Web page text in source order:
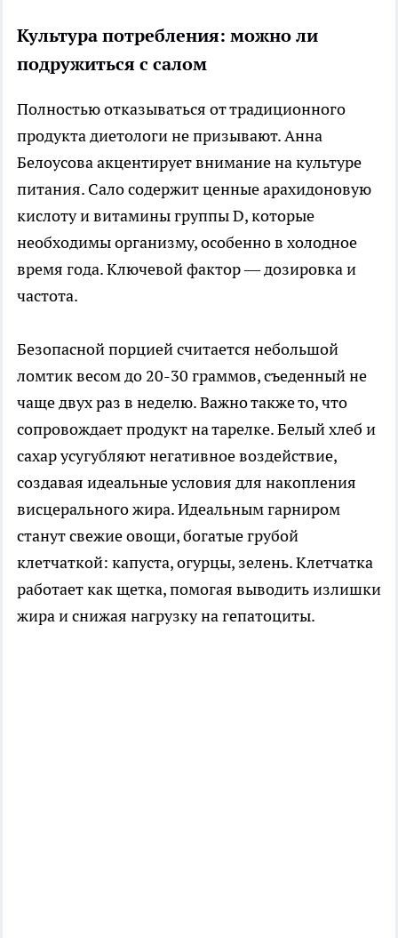
Культура потребления: можно ли
подружиться с салом
Полностью отказываться от традиционного
продукта диетологи не призывают. Анна
Белоусова акцентирует внимание на культуре
питания. Сало содержит ценные арахидоновую
кислоту и витамины группы D, которые
необходимы организму, особенно в холодное
время года. Ключевой фактор — дозировка и
частота.
Безопасной порцией считается небольшой
ломтик весом до 20-30 граммов, съеденный не
чаще двух раз в неделю. Важно также то, что
сопровождает продукт на тарелке. Белый хлеб и
сахар усугубляют негативное воздействие,
создавая идеальные условия для накопления
висцерального жира. Идеальным гарниром
станут свежие овощи, богатые грубой
клетчаткой: капуста, огурцы, зелень. Клетчатка
работает как щетка, помогая выводить излишки
жира и снижая нагрузку на гепатоциты.